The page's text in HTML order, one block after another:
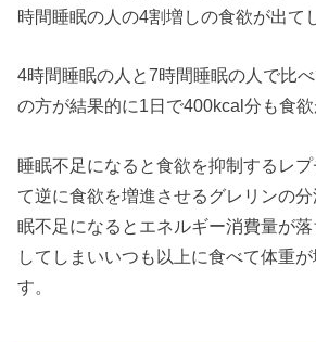
時間睡眠の人の4割増しの食欲が出て
4時間睡眠の人と7時間睡眠の人で比
の方が結果的に1日で400kcal分も食欲
睡眠不足になると食欲を抑制するレ
て逆に食欲を増進させるグレリンの
眠不足になるとエネルギー消費量が
してしまいいつも以上に食べて体重
す。